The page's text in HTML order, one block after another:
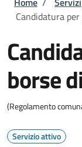
Candidatura
borse
(Regolamento
Servizio attivo